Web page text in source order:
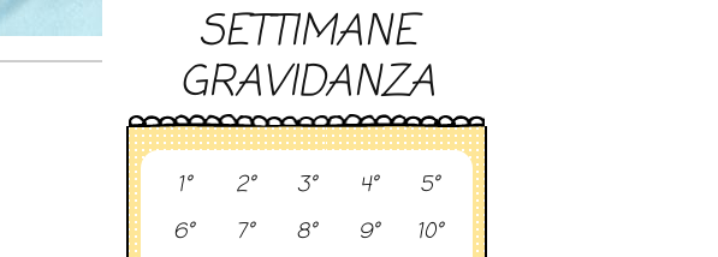
SETTIMANE
GRAVIDANZA
1° 2° 3° 4°
5°
6°
7° 8° 9°
10°